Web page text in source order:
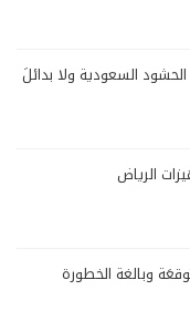
السعودية ولا بدائلَ
الرياض
وبالغة الخطورة